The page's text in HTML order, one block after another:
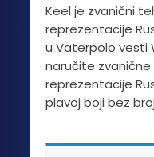
Keel je zvanični
reprezentacije
u Vaterpolo vesti
naručite
reprezentacije
plavoj boji bez